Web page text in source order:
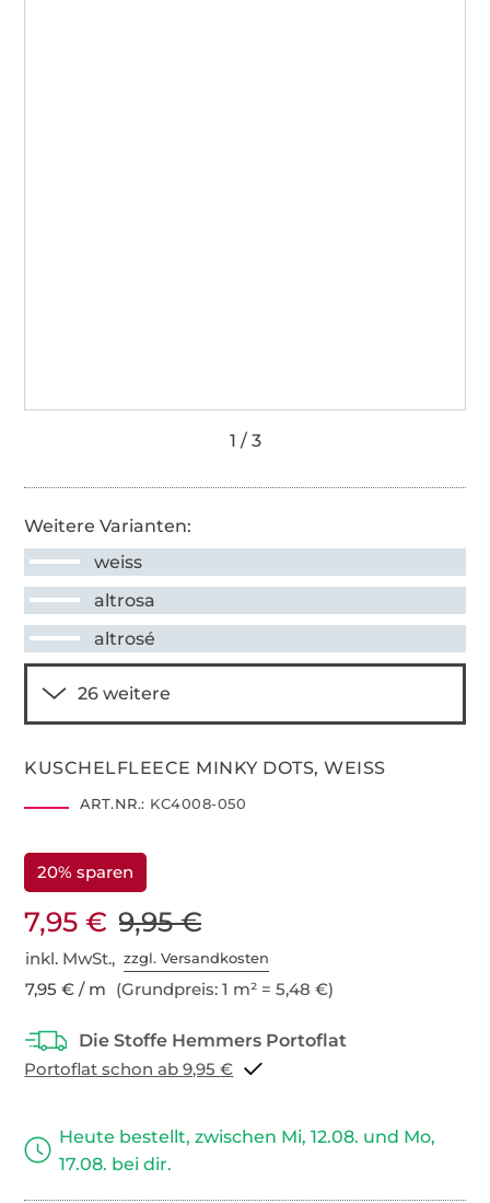
Weitere Varianten:
weiss
altrosa
altrosé
KUSCHELFLEECE MINKY DOTS, WEISS
ART.NR.: KC4008-050
20% sparen
7,95 € 9,95 €
inkl. MwSt.,zzgl. Versandkosten
7,95 € / m (Grundpreis: 1 m² = 5,48 €)
Portoflat schon ab 9,95 €
Heute bestellt, zwischen Mi, 12.08. und Mo,
17.08. bei dir.